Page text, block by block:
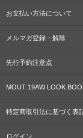
お支払い方法について
メルマガ登録・解除
先行予約注意点
MOUT 19AW LOOK
特定商取引法に基づく表
ログイン